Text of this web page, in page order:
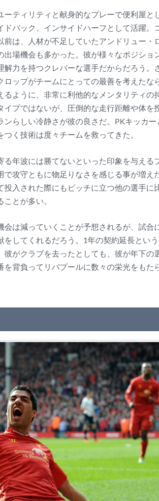
ーティリティと献身的なプレーで便利屋と
バック、インサイドハーフとして活躍。
は、人材が不足していたアンドリュー・
場機会も多かった。彼が様々なポジショ
力を持つクレバーな選手だからだろう。
ップがチームにとっての最善を考えたな
ように、非常に利他的なメンタリティの
プではないが、圧倒的な走行距離や体を
らしい冷静さが彼の良さだ。PKキッカー
く技術は度々チームを救ってきた。
年波には勝てないといった印象を与える
攻守ともに物足りなさを感じる事が増え
投入された際にもピッチに立つ他の選手に
とが多い。
は減っていくことが予想されるが、試合
してくれるだろう。1年の契約延長とい
がクラブを去ったとしても、彼が年下の
背負ってリバプールに数々の栄光をもた